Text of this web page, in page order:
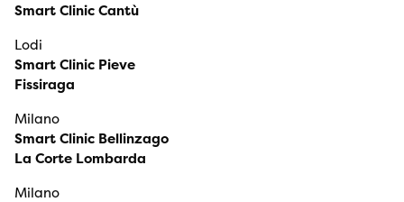
Smart Clinic Cantù
Lodi
Smart Clinic Pieve
Fissiraga
Milano
Smart Clinic Bellinzago
La Corte Lombarda
Milano